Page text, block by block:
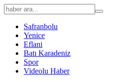
Safranbolu
Yenice
Eflani
Batı Karadeniz
Spor
Videolu Haber